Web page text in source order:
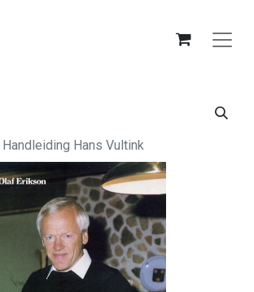
Handleiding Hans Vultink